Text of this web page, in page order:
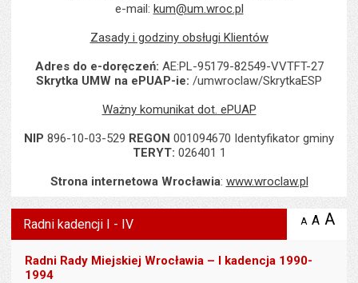
e-mail: kum@um.wroc.pl
Zasady i godziny obsługi Klientów
Adres do e-doręczeń: AE:PL-95179-82549-VVTFT-27
Skrytka UMW na ePUAP-ie: /umwroclaw/SkrytkaESP
Ważny komunikat dot. ePUAP
NIP 896-10-03-529 REGON 001094670 Identyfikator gminy
TERYT: 026401 1
Strona internetowa Wrocławia: www.wroclaw.pl
Radni kadencji I - IV A zmniejsz
A A
Radni Rady Miejskiej Wrocławia – I kadencja 1990-
1994